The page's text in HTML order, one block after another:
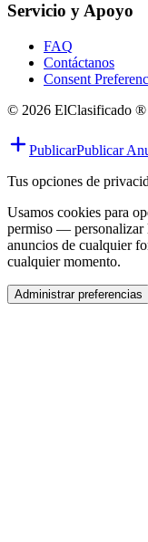
Servicio y Apoyo
FAQ
Contáctanos
Consent
© 2026 ElClasificado ®
PublicarPublicar
Tus opciones de
Usamos cookies para
permiso — personalizar
anuncios de cualquier
cualquier momento.
Administrar preferencias